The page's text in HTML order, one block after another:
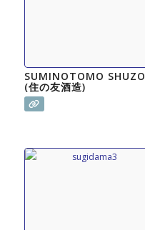
SUMINOTOMO SHUZO
(住の友酒造)